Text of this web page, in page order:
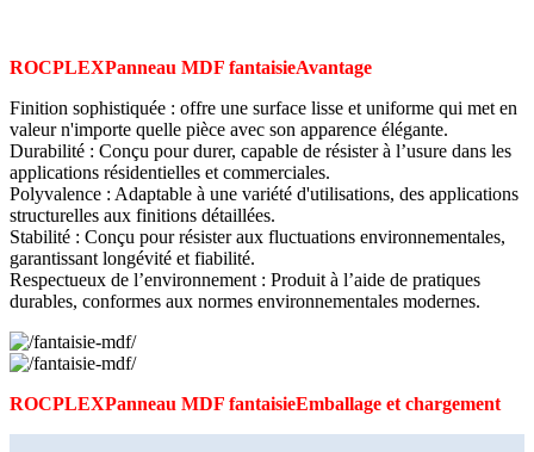
ROCPLEXPanneau MDF fantaisieAvantage
Finition sophistiquée : offre une surface lisse et uniforme qui met en
valeur n'importe quelle pièce avec son apparence élégante.
Durabilité : Conçu pour durer, capable de résister à l’usure dans les
applications résidentielles et commerciales.
Polyvalence : Adaptable à une variété d'utilisations, des applications
structurelles aux finitions détaillées.
Stabilité : Conçu pour résister aux fluctuations environnementales,
garantissant longévité et fiabilité.
Respectueux de l’environnement : Produit à l’aide de pratiques
durables, conformes aux normes environnementales modernes.
ROCPLEXPanneau MDF fantaisieEmballage et chargement